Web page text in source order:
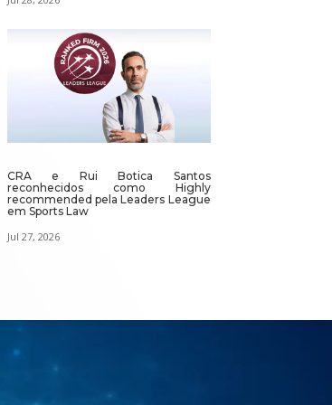
CRA e Rui Botica Santos
reconhecidos como Highly
recommended pela Leaders League
em Sports Law
Jul 27, 2026